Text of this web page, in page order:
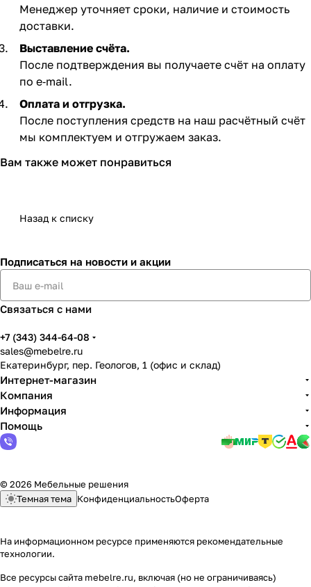
Менеджер уточняет сроки, наличие и стоимость
доставки.
Выставление счёта.
После подтверждения вы получаете счёт на оплату
по e‑mail. ​
Оплата и отгрузка.
После поступления средств на наш расчётный счёт
мы комплектуем и отгружаем заказ.​
Вам также может понравиться
Назад к списку
Подписаться на новости и акции
Связаться с нами
+7 (343) 344-64-08
sales@mebelre.ru
Екатеринбург, пер. Геологов, 1 (офис и склад)
Интернет-магазин
Компания
Информация
Помощь
© 2026 Мебельные решения
Темная тема КонфиденциальностьОферта
На информационном ресурсе применяются рекомендательные
технологии.
Все ресурсы сайта mebelre.ru, включая (но не ограничиваясь)